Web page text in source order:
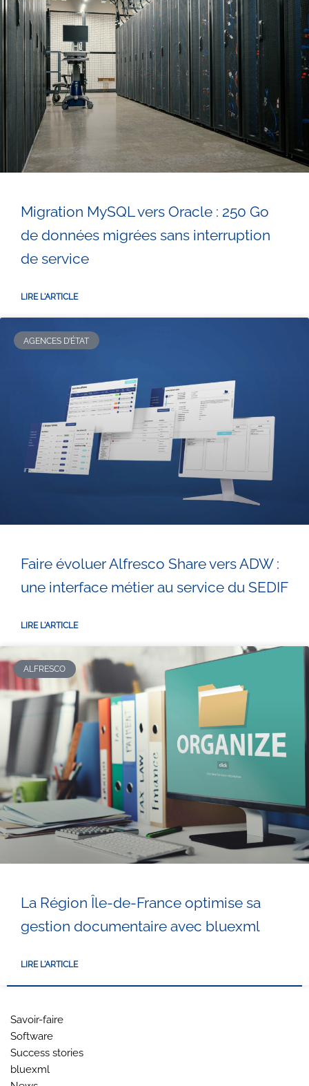
Migration MySQL vers Oracle : 250 Go
de données migrées sans interruption
de service
LIRE L'ARTICLE
AGENCES D’ÉTAT
Faire évoluer Alfresco Share vers ADW :
une interface métier au service du SEDIF
LIRE L'ARTICLE
ALFRESCO
La Région Île-de-France optimise sa
gestion documentaire avec bluexml
LIRE L'ARTICLE
Savoir-faire
Software
Success stories
bluexml